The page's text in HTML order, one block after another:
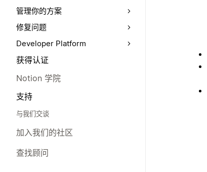
管理你的方案
修复问题
Developer Platform
获得认证
Notion 学院
支持
与我们交谈
加入我们的社区
查找顾问